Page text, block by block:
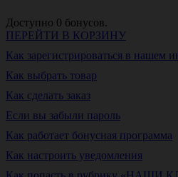
Доступно 0 бонусов.
ПЕРЕЙТИ В КОРЗИНУ
Как зарегистрироваться в нашем
Как выбрать товар
Как сделать заказ
Если вы забыли пароль
Как работает бонусная программа
Как настроить уведомления